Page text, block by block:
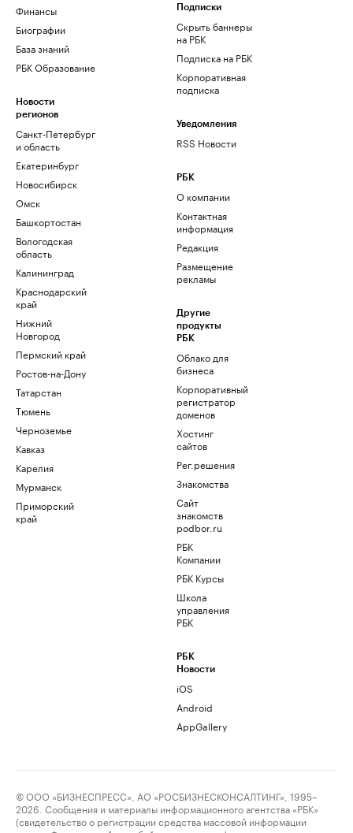
Финансы
Биографии
База знаний
РБК Образование
Новости
регионов
Санкт-Петербург
и область
Екатеринбург
Новосибирск
Омск
Башкортостан
Вологодская
область
Калининград
Краснодарский
край
Нижний
Новгород
Пермский край
Ростов-на-Дону
Татарстан
Тюмень
Черноземье
Кавказ
Карелия
Мурманск
Приморский
край
Подписки
Скрыть баннеры
на РБК
Подписка на РБК
Корпоративная
подписка
Уведомления
RSS Новости
РБК
О компании
Контактная
информация
Редакция
Размещение
рекламы
Другие
продукты
РБК
Облако для
бизнеса
Корпоративный
регистратор
доменов
Хостинг
сайтов
Рег.решения
Знакомства
Сайт
знакомств
podbor.ru
РБК
Компании
РБК Курсы
Школа
управления
РБК
РБК
Новости
iOS
Android
AppGallery
© ООО «БИЗНЕСПРЕСС», АО «РОСБИЗНЕСКОНСАЛТИНГ», 1995–
2026. Сообщения и материалы информационного агентства «РБК»
(свидетельство о регистрации средства массовой информации